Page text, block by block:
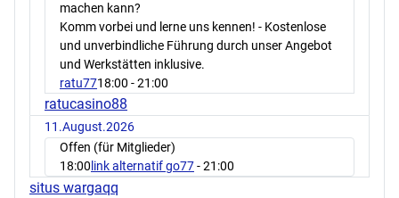
machen kann?
Komm vorbei und lerne uns kennen! - Kostenlose
und unverbindliche Führung durch unser Angebot
und Werkstätten inklusive.
ratu7718:00 - 21:00
ratucasino88
11.August.2026
Offen (für Mitglieder)
18:00 link alternatif go77- 21:00
situs wargaqq